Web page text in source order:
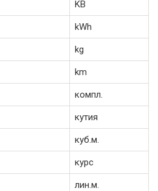
KB
kWh
kg
km
компл.
кутия
куб.м.
курс
лин.м.